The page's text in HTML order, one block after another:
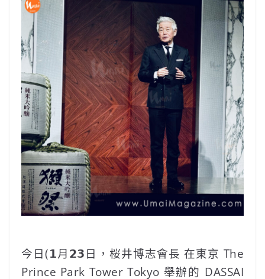
今日(𝟭月𝟮𝟯日，桜井博志會長 在東京 The
Prince Park Tower Tokyo 舉辦的 DASSAI